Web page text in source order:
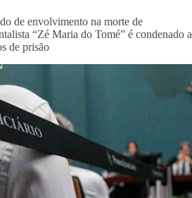
de envolvimento na morte de
“Zé Maria do Tomé” é condenado a
de prisão